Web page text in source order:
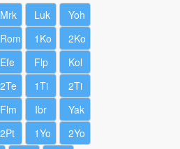
Mrk Luk
Yoh
Rom 1Ko
2Ko
Efe Flp
Kol
2Te 1Ti
2Ti
Flm Ibr
Yak
2Pt 1Yo
2Yo